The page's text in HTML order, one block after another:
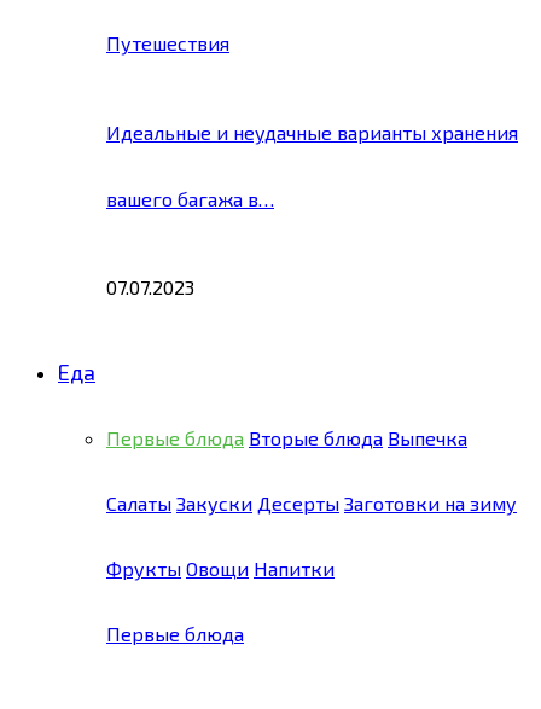
Путешествия
Идеальные и неудачные варианты хранения
вашего багажа в…
07.07.2023
Еда
Первые блюда Вторые блюда Выпечка
Салаты Закуски Десерты Заготовки на зиму
Фрукты Овощи Напитки
Первые блюда